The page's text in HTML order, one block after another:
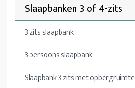
Slaapbanken 3 of 4-zits
3 zits slaapbank
3 persoons slaapbank
Slaapbank 3 zits met opbergruimte